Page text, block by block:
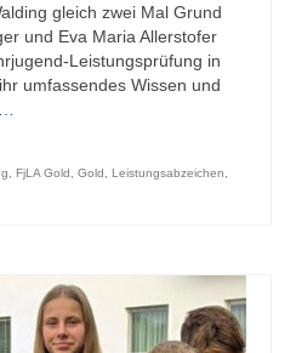
gleich zwei Mal Grund
und Eva Maria Allerstofer
Leistungsprüfung in
umfassendes Wissen und
FjLA Gold Gold Leistungsabzeichen